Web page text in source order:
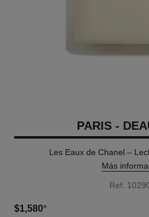
PARIS -
Les Eaux de Chanel –
Más
Ref.
$1,580*